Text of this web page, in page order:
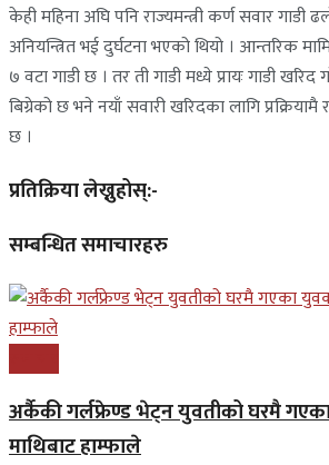
केही महिना अघि पनि राज्यमन्त्री कर्ण सवार गाडी
अनियन्त्रित भई दुर्घटना भएको थियो । आन्तरिक
७ वटा गाडी छ । तर ती गाडी मध्ये प्रायः गाडी
बिग्रेको छ भने नयाँ सवारी खरिदका लागि
छ ।
प्रतिक्रिया लेख्नुहोस्:-
सम्बन्धित समाचारहरु
अर्कैकी गर्लफ्रेण्ड भेट्न युवतीको घरमै
माथिबाट हाम्फाले